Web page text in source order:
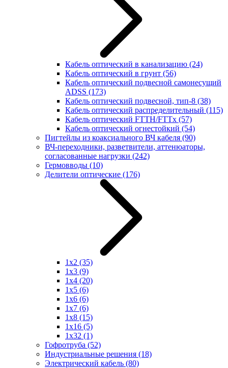
Кабель оптический в канализацию (24)
Кабель оптический в грунт (56)
Кабель оптический подвесной самонесущий
ADSS (173)
Кабель оптический подвесной, тип-8 (38)
Кабель оптический распределительный (115)
Кабель оптический FTTH/FTTx (57)
Кабель оптический огнестойкий (54)
Пигтейлы из коаксиального ВЧ кабеля (90)
ВЧ-переходники, разветвители, аттенюаторы,
согласованные нагрузки (242)
Гермовводы (10)
Делители оптические (176)
1x2 (35)
1x3 (9)
1x4 (20)
1x5 (6)
1x6 (6)
1x7 (6)
1x8 (15)
1x16 (5)
1x32 (1)
Гофротруба (52)
Индустриальные решения (18)
Электрический кабель (80)